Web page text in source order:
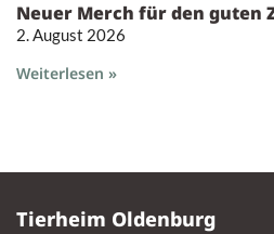
Neuer Merch für den guten
2. August 2026
Weiterlesen »
Tierheim Oldenburg